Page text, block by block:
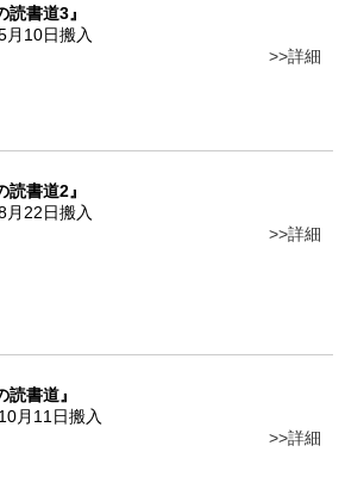
読書道3』
月10日搬入
詳細
読書道2』
月22日搬入
詳細
読書道』
月11日搬入
詳細